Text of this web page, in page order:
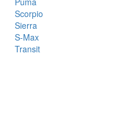
Scorpio
Sierra
S-Max
Transit